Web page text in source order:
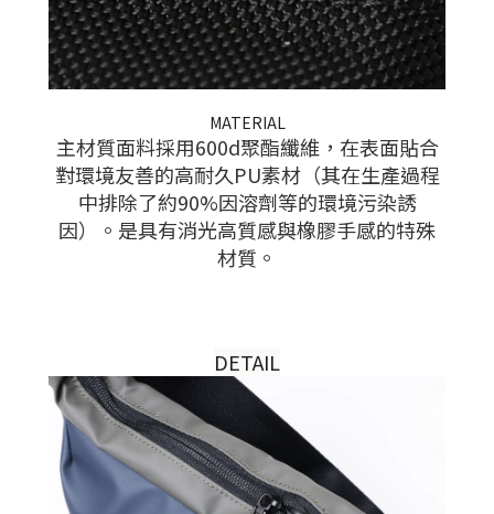
MATERIAL
主材質面料採用600d聚酯纖維，在表面貼合
對環境友善的高耐久PU素材（其在生產過程
中排除了約90%因溶劑等的環境污染誘
因）。是具有消光高質感與橡膠手感的特殊
材質。
DETAIL